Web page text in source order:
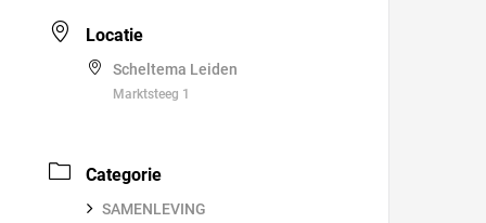
Locatie
Scheltema Leiden
Marktsteeg 1
Categorie
SAMENLEVING